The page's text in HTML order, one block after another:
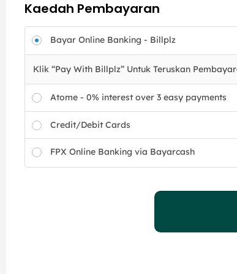
Kaedah Pembayaran
Bayar Online Banking - Billplz
Klik “Pay With Billplz” Untuk Teruskan
Atome - 0% interest over 3 easy payments
Credit/Debit Cards
FPX Online Banking via Bayarcash